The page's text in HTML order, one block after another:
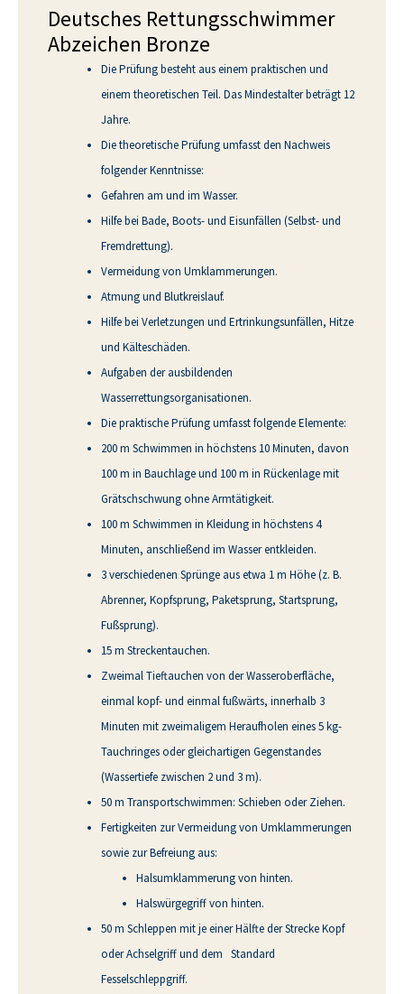
Deutsches Rettungs­schwimmer
Abzeichen Bronze
Die Prüfung besteht aus einem praktischen und
einem theoretischen Teil. Das Mindestalter beträgt 12
Jahre.
Die theoretische Prüfung umfasst den Nachweis
folgender Kenntnisse:
Gefahren am und im Wasser.
Hilfe bei Bade, Boots- und Eisunfällen (Selbst- und
Fremdrettung).
Vermeidung von Umklammerungen.
Atmung und Blutkreislauf.
Hilfe bei Verletzungen und Ertrinkungsunfällen, Hitze
und Kälteschäden.
Aufgaben der ausbildenden
Wasserrettungsorganisationen.
Die praktische Prüfung umfasst folgende Elemente:
200 m Schwimmen in höchstens 10 Minuten, davon
100 m in Bauchlage und 100 m in Rückenlage mit
Grätschschwung ohne Armtätigkeit.
100 m Schwimmen in Kleidung in höchstens 4
Minuten, anschließend im Wasser entkleiden.
3 verschiedenen Sprünge aus etwa 1 m Höhe (z. B.
Abrenner, Kopfsprung, Paketsprung, Startsprung,
Fußsprung).
15 m Streckentauchen.
Zweimal Tieftauchen von der Wasseroberfläche,
einmal kopf- und einmal fußwärts, innerhalb 3
Minuten mit zweimaligem Heraufholen eines 5 kg-
Tauchringes oder gleichartigen Gegenstandes
(Wassertiefe zwischen 2 und 3 m).
50 m Transportschwimmen: Schieben oder Ziehen.
Fertigkeiten zur Vermeidung von Umklammerungen
sowie zur Befreiung aus:
Halsumklammerung von hinten.
Halswürgegriff von hinten.
50 m Schleppen mit je einer Hälfte der Strecke Kopf
oder Achselgriff und dem Standard
Fesselschleppgriff.